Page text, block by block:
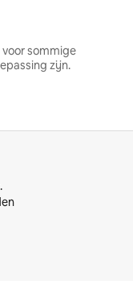
sommige
zijn.